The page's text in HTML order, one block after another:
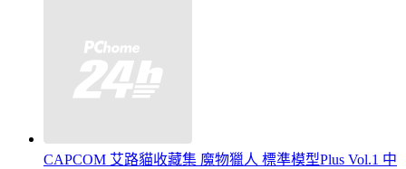
CAPCOM 艾路貓收藏集 魔物獵人 標準模型Plus Vol.1 中